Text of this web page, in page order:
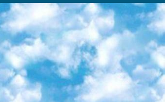
на сайте структурирована по классам, предметам и темам (урокам). Каждый урок состоит из видеолекций и конспектов. Есть также интерактивные тренажёры и тесты для закрепления пройденного материала. Даже если вы давно окончили школу, возможность повторить программу старших классов всегда может пригодиться. 9. Edutainme Ещё один ресурс об образовании. В отличие от Newtonew, как мне кажется, Edutainme больше ориентируется на представителей индустрии: педагогов, предпринимателей, разработчиков образовательных проектов. Но и любой, кто просто стремится к саморазвитию, найдёт на сайте много полезного и интересного для себя. Например, информацию о новых курсах и образовательных сервисах. 10. Newtonew Онлайн-медиа об образовании и обучении в широком смысле. Авторы Newtonew пишут об инструментах, заведениях, тактиках и стратегиях, которые помогают учить других и получать новые знания самостоятельно. На этой площадке вы найдёте новости, обзоры, аналитические мат